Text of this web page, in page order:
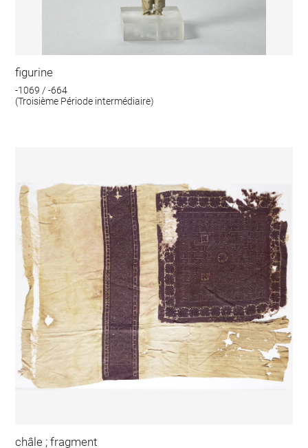
figurine
-1069 / -664
(Troisième Période intermédiaire)
châle ; fragment